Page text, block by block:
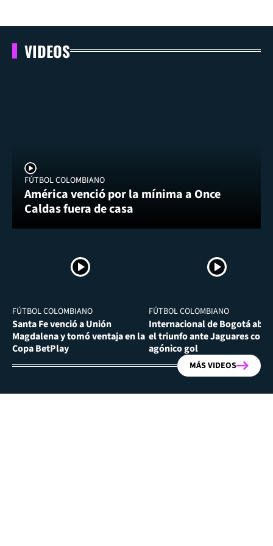
VIDEOS
FÚTBOL COLOMBIANO
América venció por la mínima a Once
Caldas fuera de casa
FÚTBOL COLOMBIANO
Santa Fe venció a Unión
Magdalena y tomó ventaja en la
Copa BetPlay
FÚTBOL COLOMBIANO
Internacional de Bogotá
el triunfo ante Jaguares con
agónico gol
MÁS VIDEOS